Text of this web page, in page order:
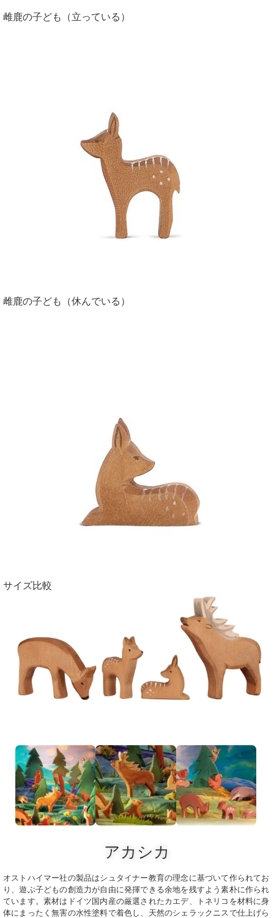
雌鹿の子ども（立っている）
雌鹿の子ども（休んでいる）
サイズ比較
アカシカ
オストハイマー社の製品はシュタイナー教育の理念に基づいて作られてお
り、遊ぶ子どもの創造力が自由に発揮できる余地を残すよう素朴に作られ
ています。素材はドイツ国内産の厳選されたカエデ、トネリコを材料に身
体にまったく無害の水性塗料で着色し、天然のシェラックニスで仕上げら